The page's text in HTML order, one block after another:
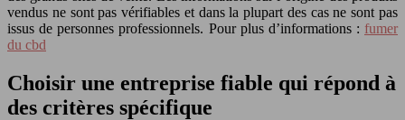
vendus ne sont pas vérifiables et dans la plupart des cas ne sont pas
issus de personnes professionnels. Pour plus d’informations : fumer
du cbd
Choisir une entreprise fiable qui répond à
des critères spécifique